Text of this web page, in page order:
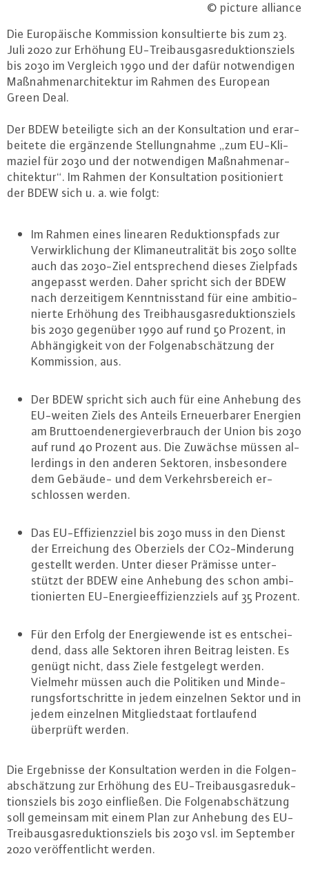
© picture alliance
Die Eu­ro­päi­sche Kom­mis­si­on kon­sul­tier­te bis zum 23.
Juli 2020 zur Erhöhung EU-Trei­b­aus­gas­re­duk­ti­ons­ziels
bis 2030 im Vergleich 1990 und der dafür not­wen­di­gen
Maß­nah­men­ar­chi­tek­tur im Rahmen des European
Green Deal.
Der BDEW be­tei­lig­te sich an der Kon­sul­ta­ti­on und er­ar­
bei­te­te die er­gän­zen­de Stel­lung­nah­me „zum EU-Kli­
ma­ziel für 2030 und der not­wen­di­gen Maß­nah­men­ar­
chi­tek­tur“. Im Rahmen der Kon­sul­ta­ti­on po­si­tio­niert
der BDEW sich u. a. wie folgt:
Im Rahmen eines linearen Re­duk­ti­ons­pfads zur
Ver­wirk­li­chung der Kli­ma­neu­tra­li­tät bis 2050 sollte
auch das 2030-Ziel ent­spre­chend dieses Zielpfads
angepasst werden. Daher spricht sich der BDEW
nach der­zei­ti­gem Kennt­nis­stand für eine am­bi­tio­
nier­te Erhöhung des Treib­haus­gas­re­duk­ti­ons­ziels
bis 2030 gegenüber 1990 auf rund 50 Prozent, in
Ab­hän­gig­keit von der Fol­gen­ab­schät­zung der
Kom­mis­si­on, aus.
Der BDEW spricht sich auch für eine Anhebung des
EU-weiten Ziels des Anteils Er­neu­er­ba­rer Energien
am Brut­to­end­ener­gie­ver­brauch der Union bis 2030
auf rund 40 Prozent aus. Die Zuwächse müssen al­
ler­dings in den anderen Sektoren, ins­be­son­de­re
dem Gebäude- und dem Ver­kehrs­be­reich er­
schlos­sen werden.
Das EU-Ef­fi­zi­enz­ziel bis 2030 muss in den Dienst
der Er­rei­chung des Oberziels der CO2-Min­de­rung
gestellt werden. Unter dieser Prämisse un­ter­
stützt der BDEW eine Anhebung des schon am­bi­
tio­nier­ten EU-En­er­gie­ef­fi­zi­enz­ziels auf 35 Prozent.
Für den Erfolg der En­er­gie­wen­de ist es ent­schei­
dend, dass alle Sektoren ihren Beitrag leisten. Es
genügt nicht, dass Ziele fest­ge­legt werden.
Vielmehr müssen auch die Politiken und Min­de­
rungs­fort­schrit­te in jedem einzelnen Sektor und in
jedem einzelnen Mit­glied­staat fort­lau­fend
überprüft werden.
Die Er­geb­nis­se der Kon­sul­ta­ti­on werden in die Fol­gen­
ab­schät­zung zur Erhöhung des EU-Trei­b­aus­gas­re­duk­
ti­ons­ziels bis 2030 ein­flie­ßen. Die Fol­gen­ab­schät­zung
soll gemeinsam mit einem Plan zur Anhebung des EU-
Trei­b­aus­gas­re­duk­ti­ons­ziels bis 2030 vsl. im September
2020 ver­öf­fent­licht werden.